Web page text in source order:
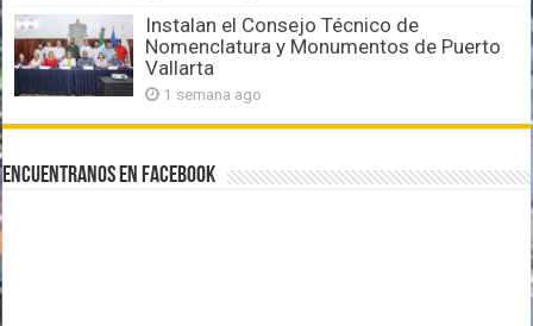
Instalan el Consejo Técnico de
Nomenclatura y Monumentos de Puerto
Vallarta
1 semana ago
Encuentranos en Facebook